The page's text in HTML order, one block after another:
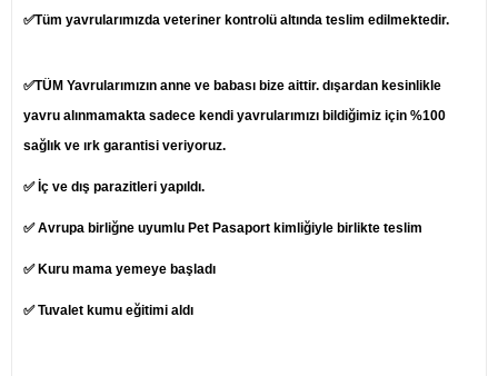
✅Tüm yavrularımızda veteriner kontrolü altında teslim edilmektedir.
✅TÜM Yavrularımızın anne ve babası bize aittir. dışardan kesinlikle
yavru alınmamakta sadece kendi yavrularımızı bildiğimiz için %100
sağlık ve ırk garantisi veriyoruz.
✅ İç ve dış parazitleri yapıldı.
✅ Avrupa birliğne uyumlu Pet Pasaport kimliğiyle birlikte teslim
✅ Kuru mama yemeye başladı
✅ Tuvalet kumu eğitimi aldı